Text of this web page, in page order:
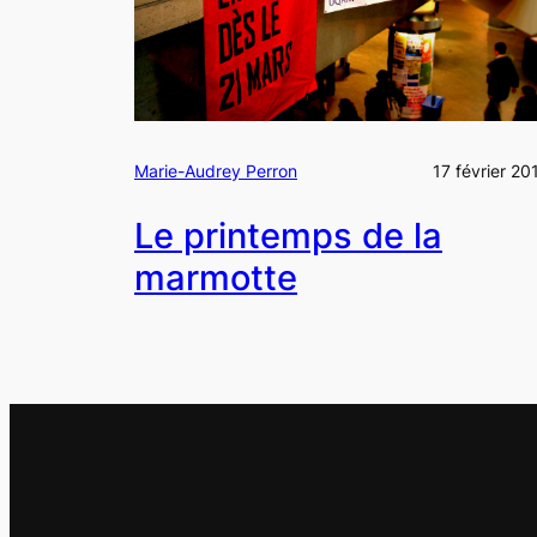
Marie-Audrey Perron 17 février
Le printemps de la
marmotte